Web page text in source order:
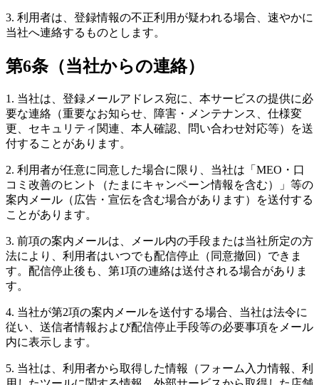
3. 利用者は、登録情報の不正利用が疑われる場合、速やかに
当社へ連絡するものとします。
第6条（当社からの連絡）
1. 当社は、登録メールアドレス宛に、本サービスの提供に必
要な連絡（重要なお知らせ、障害・メンテナンス、仕様変
更、セキュリティ関連、本人確認、問い合わせ対応等）を送
付することがあります。
2. 利用者が任意に同意した場合に限り、当社は「MEO・口
コミ改善のヒント（たまにキャンペーン情報を含む）」等の
案内メール（広告・宣伝を含む場合があります）を送付する
ことがあります。
3. 前項の案内メールは、メール内の手段または当社所定の方
法により、利用者はいつでも配信停止（同意撤回）できま
す。配信停止後も、第1項の連絡は送付される場合がありま
す。
4. 当社が第2項の案内メールを送付する場合、当社は法令に
従い、送信者情報および配信停止手段等の必要事項をメール
内に表示します。
5. 当社は、利用者から取得した情報（フォーム入力情報、利